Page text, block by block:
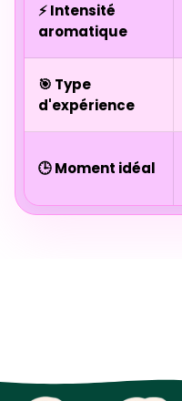
⚡ Intensité
aromatique
🎯 Type
d'expérience
🕒 Moment idéal